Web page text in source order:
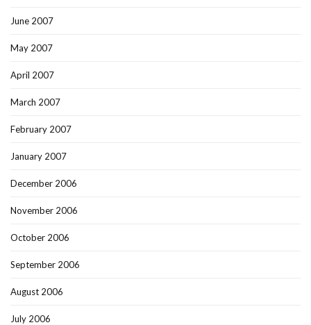
June 2007
May 2007
April 2007
March 2007
February 2007
January 2007
December 2006
November 2006
October 2006
September 2006
August 2006
July 2006